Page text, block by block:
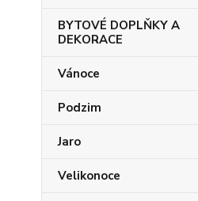
BYTOVÉ DOPLŇKY A
DEKORACE
Vánoce
Podzim
Jaro
Velikonoce